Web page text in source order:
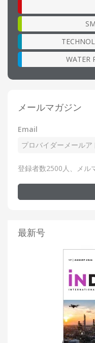
WATER
メールマガジン
Email
登録者数2500人、メル
最新号